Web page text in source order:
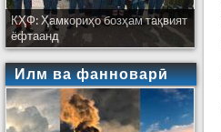
КҲФ: Ҳамкориҳо бозҳам тақвият
ёфтаанд
Илм ва фанноварӣ